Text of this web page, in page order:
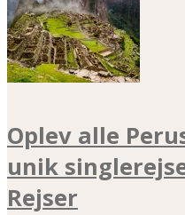
Oplev alle
unik
Rejser